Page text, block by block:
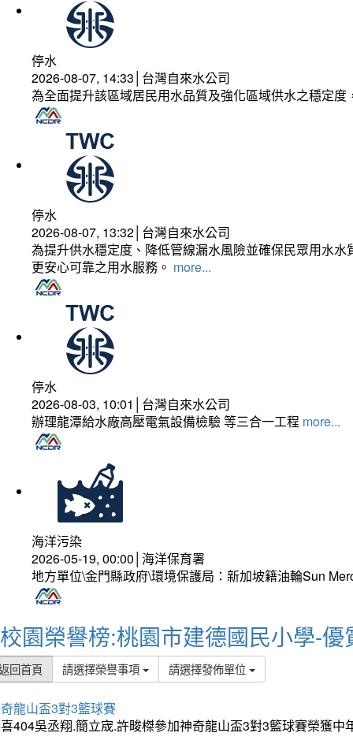
停水
2026-08-07, 14:33│台灣自來水公司
為全面提升該區域居民用水品質及強化區域供水之穩定
停水
2026-08-07, 13:32│台灣自來水公司
為提升供水穩定度、降低管線漏水風險並確保民眾用水
更安心可靠之用水服務。 more...
停水
2026-08-03, 10:01│台灣自來水公司
辦理龍潭給水廠高壓電氣設備檢驗 等三合一工程 more...
海洋污染
2026-05-19, 00:00│海洋保育署
地方單位\金門縣政府\環境保護局：新加坡籍油輪Sun
校園榮譽榜:桃園市建德國民小學-優
回首頁 請選擇榮譽事項 請選擇發佈單位
龍山盃3對3籃球賽
404吳丞翔.簡立宬.許畯榤參加神奇龍山盃3對3籃球賽榮獲中